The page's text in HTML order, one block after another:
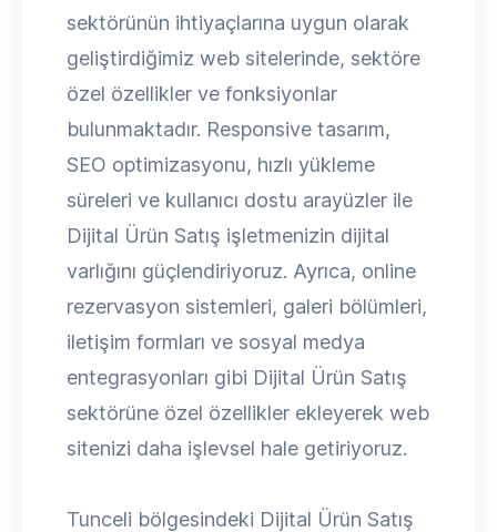
sektörünün ihtiyaçlarına uygun olarak
geliştirdiğimiz web sitelerinde, sektöre
özel özellikler ve fonksiyonlar
bulunmaktadır. Responsive tasarım,
SEO optimizasyonu, hızlı yükleme
süreleri ve kullanıcı dostu arayüzler ile
Dijital Ürün Satış işletmenizin dijital
varlığını güçlendiriyoruz. Ayrıca, online
rezervasyon sistemleri, galeri bölümleri,
iletişim formları ve sosyal medya
entegrasyonları gibi Dijital Ürün Satış
sektörüne özel özellikler ekleyerek web
sitenizi daha işlevsel hale getiriyoruz.
Tunceli bölgesindeki Dijital Ürün Satış